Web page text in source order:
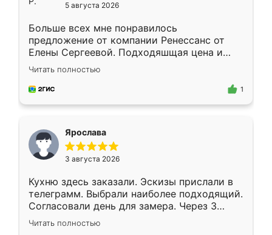
5 августа 2026
Больше всех мне понравилось
предложение от компании Ренессанс от
Елены Сергеевой. Подходяшщая цена и
короткие сроки изготовления. Приехавший
для замера сотрудник Владислав
предложил по моему эскизу самый
Читать полностью
1
Ярослава
3 августа 2026
Кухню здесь заказали. Эскизы прислали в
телеграмм. Выбрали наиболее подходящий.
Согласовали день для замера. Через 3
недели кухня была уже готова. Остались
довольны работой. Спасибо Ренессанс
Читать полностью